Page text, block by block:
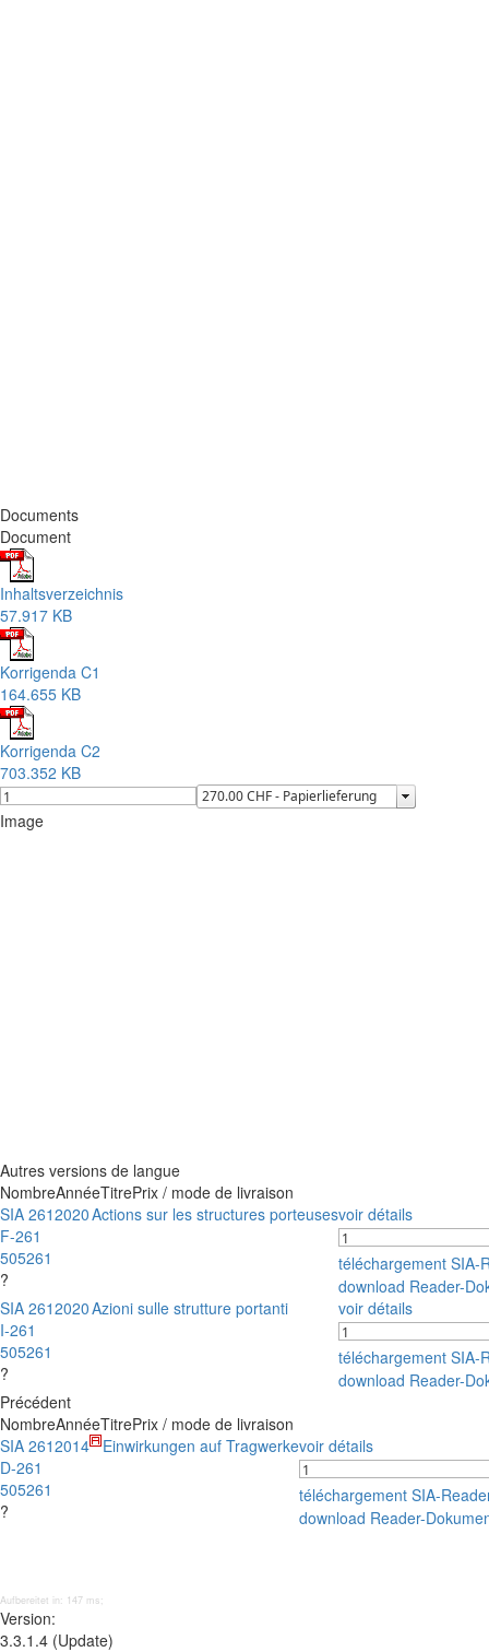
Documents
Document
Inhaltsverzeichnis
57.917 KB
Korrigenda C1
164.655 KB
Korrigenda C2
703.352 KB
Image
Autres versions de langue
NombreAnnéeTitrePrix / mode de livraison
SIA 261
F-261
505261
?
2020Actions sur les structures porteusesvoir détails
téléchargement SIA-
download Reader-
SIA 261
I-261
505261
?
2020Azioni sulle strutture portanti voir détails
téléchargement SIA-
download Reader-
Précédent
NombreAnnéeTitrePrix / mode de livraison
SIA 261
D-261
505261
?
2014 Einwirkungen auf Tragwerkevoir détails
téléchargement SIA-
download Reader-
Aufbereitet in: 147 ms;
Version:
3.3.1.4 (Update)